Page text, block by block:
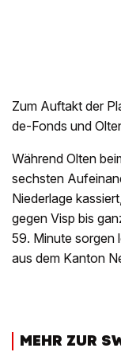
Zum Auftakt der
de-Fonds und
Während Olten
sechsten
Niederlage
gegen Visp bis
59. Minute sorgen
aus dem Kanton
MEHR ZUR